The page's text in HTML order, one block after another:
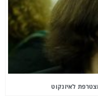
לאיזנקוט